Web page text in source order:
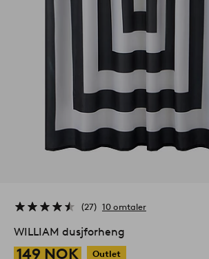
27 10 omtaler
WILLIAM dusjforheng
149 NOK
Outlet